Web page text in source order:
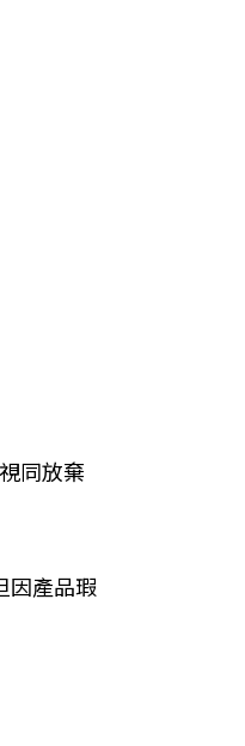
同放棄
因產品瑕